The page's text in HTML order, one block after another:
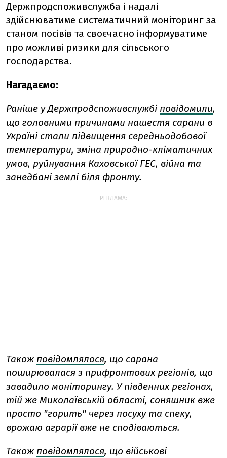
Держпродспоживслужба і надалі
здійснюватиме систематичний моніторинг за
станом посівів та своєчасно інформуватиме
про можливі ризики для сільського
господарства.
Нагадаємо:
Раніше у Держпродспоживслужбі повідомили,
що головними причинами нашестя сарани в
Україні стали підвищення середньодобової
температури, зміна природно-кліматичних
умов, руйнування Каховської ГЕС, війна та
занедбані землі біля фронту.
РЕКЛАМА:
Також повідомлялося, що сарана
поширювалася з прифронтових регіонів, що
завадило моніторингу. У південних регіонах,
тій же Миколаївській області, соняшник вже
просто "горить" через посуху та спеку,
врожаю аграрії вже не сподіваються.
Також повідомлялося, що військові